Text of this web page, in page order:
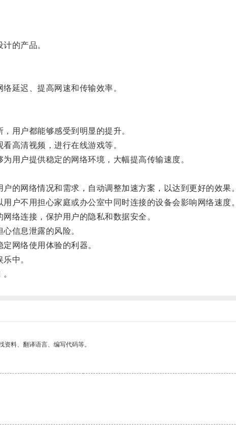
的产品。
延迟、提高网速和传输效率。
用户都能够感受到明显的提升。
高清视频，进行在线游戏等。
户提供稳定的网络环境，大幅提高传输速度。
网络情况和需求，自动调整加速方案，以达到更好的效果。
不用担心家庭或办公室中同时连接的设备会影响网络速度。
连接，保护用户的隐私和数据安全。
信息泄露的风险。
网络使用体验的利器。
中。
料、翻译语言、编写代码等。